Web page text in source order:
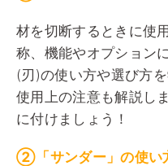
材を切断するときに使
称、機能やオプション
(刃)の使い方や選び方を
使用上の注意も解説し
に付けましょう！
②「サンダー」の使い